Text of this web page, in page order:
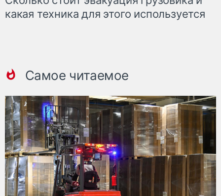
какая техника для этого используется
Самое читаемое